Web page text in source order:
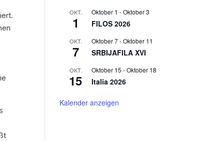
OKT.
1
Oktober 1 -Oktober 3
FILOS 2026
OKT.
7
Oktober 7-Oktober 11
SRBIJAFILA XVI
OKT.
15
Oktober 15 -Oktober 18
Italia 2026
Kalender anzeigen